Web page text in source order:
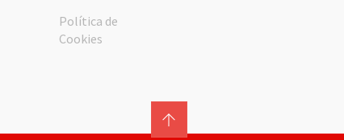
Política de
Cookies